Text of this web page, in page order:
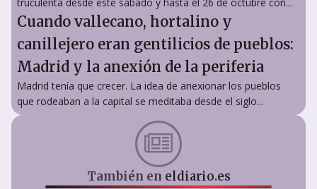
Cuando vallecano, hortalino y
canillejero eran gentilicios de pueblos:
Madrid y la anexión de la periferia
Madrid tenía que crecer. La idea de anexionar los pueblos
que rodeaban a la capital se meditaba desde el siglo...
También en eldiario.es